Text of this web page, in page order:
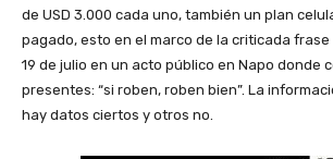
de USD 3.000 cada uno, también un plan
pagado, esto en el marco de la criticada frase
19 de julio en un acto público en Napo donde
presentes: “si roben, roben bien”. La
hay datos ciertos y otros no.